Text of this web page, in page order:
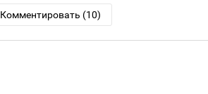
Комментировать (10)